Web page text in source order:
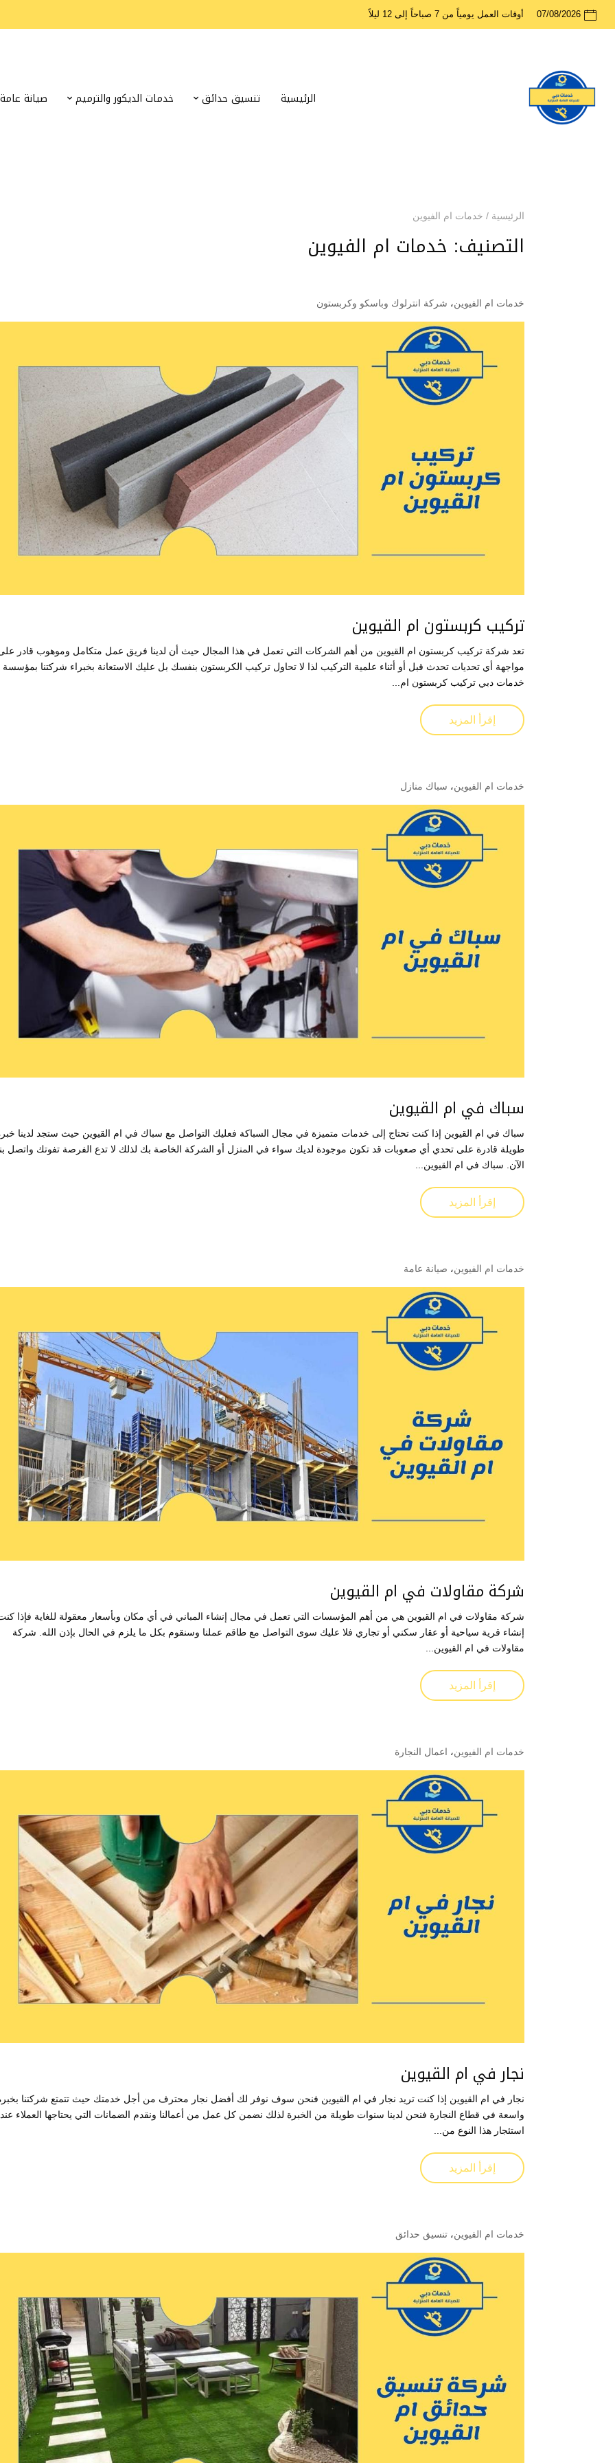
07/08/2026 أوقات العمل يومياً من 7 صباحاً إلى 12 ليلاً
الرئيسية تنسيق حدائق خدمات الديكور والترميم صيانة عامة
الرئيسية / خدمات ام الفيوين
التصنيف: خدمات ام الفيوين
خدمات ام الفيوين، شركة انترلوك وباسكو وكربستون
تركيب كربستون ام القيوين
تعد شركة تركيب كربستون ام القيوين من أهم الشركات التي تعمل في هذا المجال حيث أن لدينا فريق عمل متكامل وموهوب قادر
مواجهة أي تحديات تحدث قبل أو أثناء علمية التركيب لذا لا تحاول تركيب الكربستون بنفسك بل عليك الاستعانة بخبراء شركتنا بمؤسسة
خدمات دبي تركيب كربستون ام...
إقرأ المزيد
خدمات ام الفيوين، سباك منازل
سباك في ام القيوين
سباك في ام القيوين إذا كنت تحتاج إلى خدمات متميزة في مجال السباكة فعليك التواصل مع سباك في ام القيوين حيث ستجد لدينا
طويلة قادرة على تحدي أي صعوبات قد تكون موجودة لديك سواء في المنزل أو الشركة الخاصة بك لذلك لا تدع الفرصة تفوتك واتصل
الآن. سباك في ام القيوين...
إقرأ المزيد
خدمات ام الفيوين، صيانة عامة
شركة مقاولات في ام القيوين
شركة مقاولات في ام القيوين هي من أهم المؤسسات التي تعمل في مجال إنشاء المباني في أي مكان وبأسعار معقولة للغاية فإذا
إنشاء قرية سياحية أو عقار سكني أو تجاري فلا عليك سوى التواصل مع طاقم عملنا وسنقوم بكل ما يلزم في الحال بإذن الله. شركة
مقاولات في ام القيوين...
إقرأ المزيد
خدمات ام الفيوين، اعمال النجارة
نجار في ام القيوين
نجار في ام القيوين إذا كنت تريد نجار في ام القيوين فنحن سوف نوفر لك أفضل نجار محترف من أجل خدمتك حيث تتمتع شركتنا
واسعة في قطاع النجارة فنحن لدينا سنوات طويلة من الخبرة لذلك نضمن كل عمل من أعمالنا ونقدم الضمانات التي يحتاجها العملاء عند
استئجار هذا النوع من...
إقرأ المزيد
خدمات ام الفيوين، تنسيق حدائق